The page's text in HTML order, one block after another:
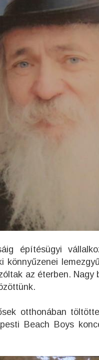
építésügyi
könnyűzenei
az éterben.
otthonában
Beach Boys